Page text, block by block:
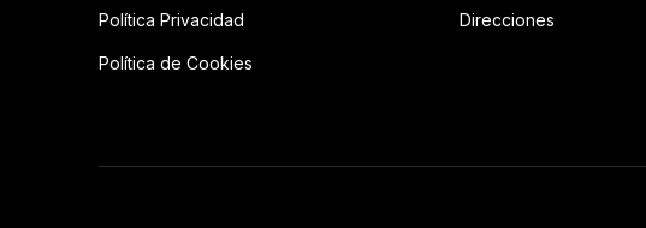
Política Privacidad
Política de Cookies
Direcciones